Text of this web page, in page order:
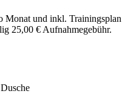
Monat und inkl. Trainingsplan
25,00 € Aufnahmegebühr.